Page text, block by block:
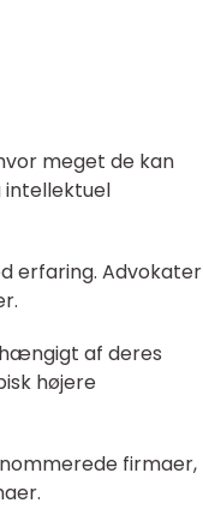
meget de kan
intellektuel
erfaring. Advokater
af deres
højere
firmaer,